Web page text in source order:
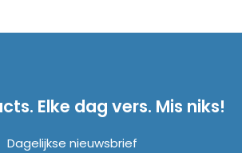
Elke dag vers. Mis niks!
Dagelijkse nieuwsbrief